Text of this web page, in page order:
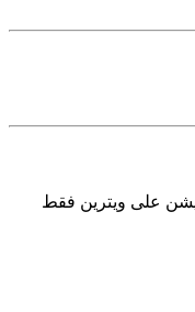
علی ویترین فقط